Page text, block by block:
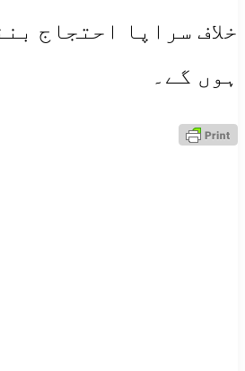
خلاف سراپا احتجاج
ہوں گے۔